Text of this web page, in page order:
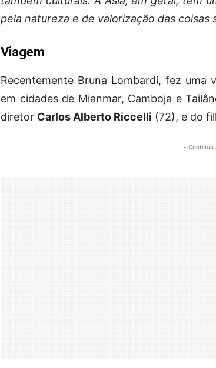
pela natureza e de valorização das coisas
Viagem
Recentemente Bruna Lombardi, fez uma
em cidades de Mianmar, Camboja e
diretor Carlos Alberto Riccelli (72), e do
- Continua